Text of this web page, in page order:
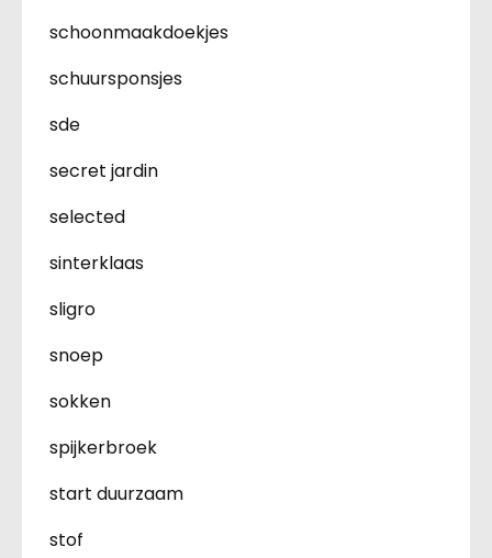
schoonmaakdoekjes
schuursponsjes
sde
secret jardin
selected
sinterklaas
sligro
snoep
sokken
spijkerbroek
start duurzaam
stof